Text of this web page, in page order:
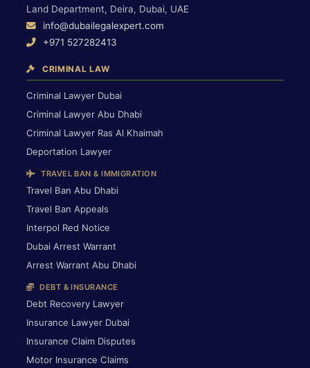
Land Department, Deira, Dubai, UAE
info@dubailegalexpert.com
+971 527282413
CRIMINAL LAW
Criminal Lawyer Dubai
Criminal Lawyer Abu Dhabi
Criminal Lawyer Ras Al Khaimah
Deportation Lawyer
TRAVEL BAN & IMMIGRATION
Travel Ban Abu Dhabi
Travel Ban Appeals
Interpol Red Notice
Dubai Arrest Warrant
Arrest Warrant Abu Dhabi
DEBT & INSURANCE
Debt Recovery Lawyer
Insurance Lawyer Dubai
Insurance Claim Disputes
Motor Insurance Claims